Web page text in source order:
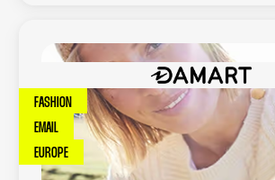
FASHION
EMAIL
EUROPE